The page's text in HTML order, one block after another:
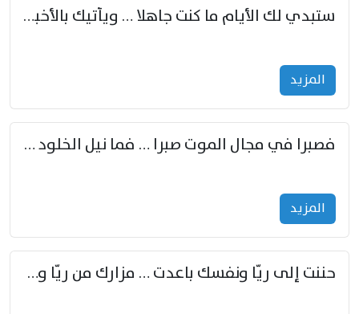
ستبدي لك الأيام ما كنت جاهلا … ويأتيك بالأخبار من لم تزوّد
المزید
فصبرا في مجال الموت صبرا … فما نيل الخلود بمستطاع
المزید
حننت إلى ريّا ونفسك باعدت … مزارك من ريّا وشعباكما معا